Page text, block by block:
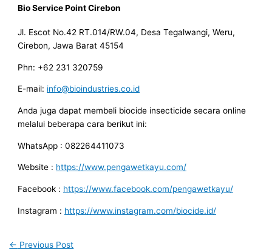
Bio Service Point Cirebon
Jl. Escot No.42 RT.014/RW.04, Desa Tegalwangi, Weru,
Cirebon, Jawa Barat 45154
Phn: +62 231 320759
E-mail: info@bioindustries.co.id
Anda juga dapat membeli biocide insecticide secara online
melalui beberapa cara berikut ini:
WhatsApp : 082264411073
Website : https://www.pengawetkayu.com/
Facebook : https://www.facebook.com/pengawetkayu/
Instagram : https://www.instagram.com/biocide.id/
← Previous Post